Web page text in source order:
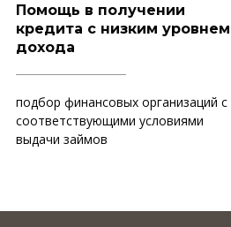
Помощь в получении
кредита с низким уровнем
дохода
подбор финансовых организаций с
соответствующими условиями
выдачи займов